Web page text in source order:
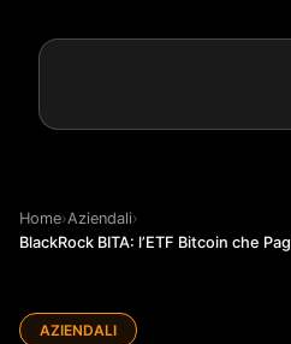
Home›Aziendali›
BlackRock BITA: l’ETF Bitcoin che
AZIENDALI